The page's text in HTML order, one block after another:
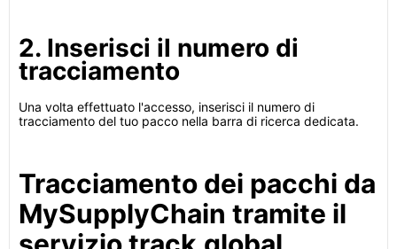
2. Inserisci il numero di
tracciamento
Una volta effettuato l'accesso, inserisci il numero di
tracciamento del tuo pacco nella barra di ricerca dedicata.
Tracciamento dei pacchi da
MySupplyChain tramite il